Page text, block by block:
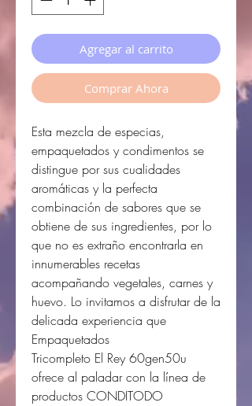
Agregar al carrito
Comprar Ahora
Esta mezcla de especias,
empaquetados y condimentos se
distingue por sus cualidades
aromáticas y la perfecta
combinación de sabores que se
obtiene de sus ingredientes, por lo
que no es extraño encontrarla en
innumerables recetas
acompañando vegetales, carnes y
huevo. Lo invitamos a disfrutar de la
delicada experiencia que
Empaquetados
Tricompleto El Rey 60gen50u
ofrece al paladar con la línea de
productos CONDITODO